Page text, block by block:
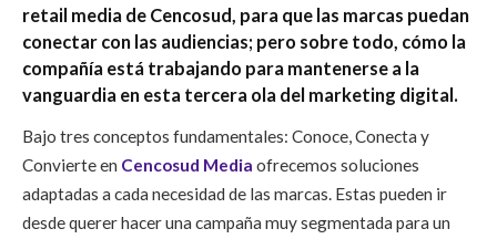
retail media de Cencosud, para que las marcas puedan
conectar con las audiencias; pero sobre todo, cómo la
compañía está trabajando para mantenerse a la
vanguardia en esta tercera ola del marketing digital.
Bajo tres conceptos fundamentales: Conoce, Conecta y
Convierte en Cencosud Media ofrecemos soluciones
adaptadas a cada necesidad de las marcas. Estas pueden ir
desde querer hacer una campaña muy segmentada para un